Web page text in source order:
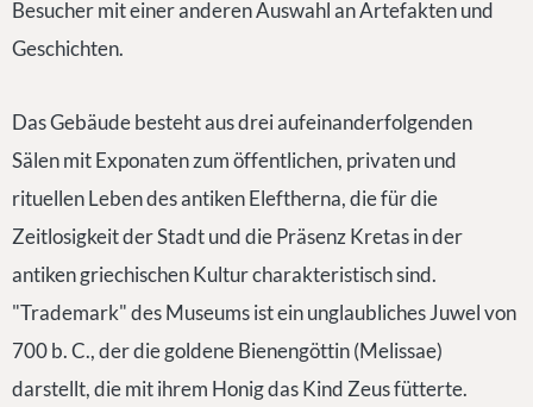
Besucher mit einer anderen Auswahl an Artefakten und
Geschichten.
Das Gebäude besteht aus drei aufeinanderfolgenden
Sälen mit Exponaten zum öffentlichen, privaten und
rituellen Leben des antiken Eleftherna, die für die
Zeitlosigkeit der Stadt und die Präsenz Kretas in der
antiken griechischen Kultur charakteristisch sind.
"Trademark" des Museums ist ein unglaubliches Juwel von
700 b. C., der die goldene Bienengöttin (Melissae)
darstellt, die mit ihrem Honig das Kind Zeus fütterte.